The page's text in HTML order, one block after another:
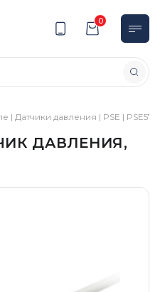
0
| Датчики давления | PSE |
ДАВЛЕНИЯ,